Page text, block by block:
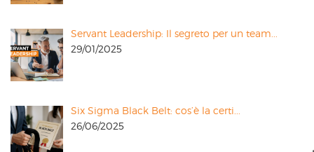
Servant Leadership: Il segreto per un team...
29/01/2025
Six Sigma Black Belt: cos’è la certi...
26/06/2025